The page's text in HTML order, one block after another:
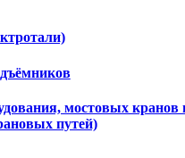
мостовых
путей)